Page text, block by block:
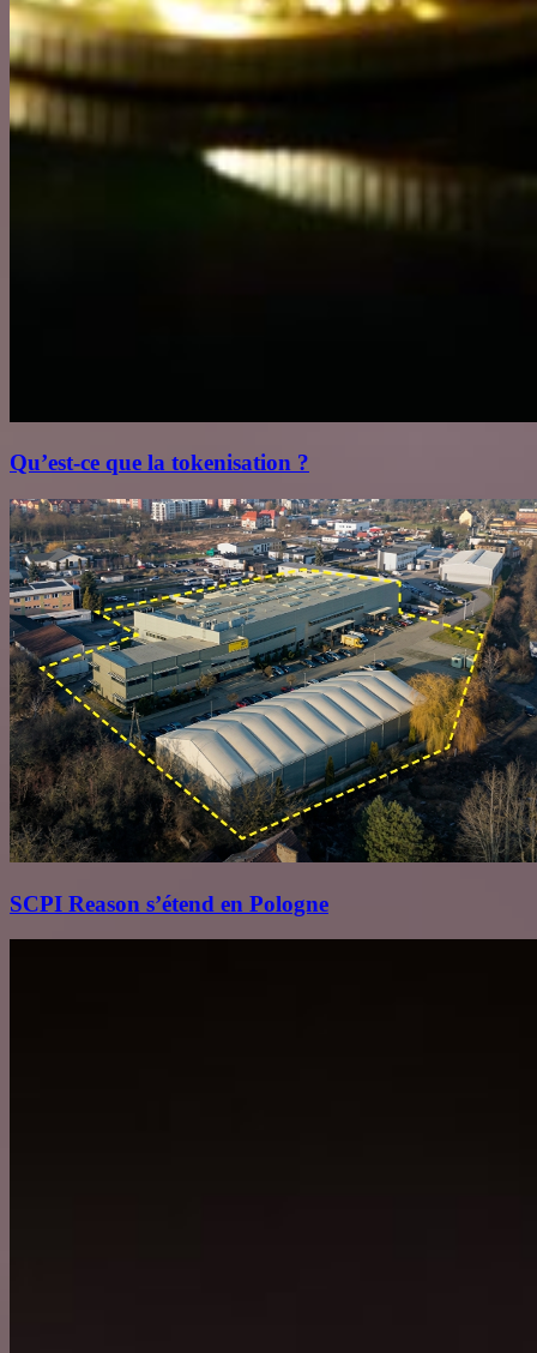
Qu’est‑ce que la tokenisation ?
SCPI Reason s’étend en Pologne